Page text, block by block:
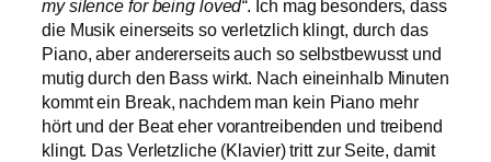
my silence for being loved“. Ich mag besonders, dass
die Musik einerseits so verletzlich klingt, durch das
Piano, aber andererseits auch so selbstbewusst und
mutig durch den Bass wirkt. Nach eineinhalb Minuten
kommt ein Break, nachdem man kein Piano mehr
hört und der Beat eher vorantreibenden und treibend
klingt. Das Verletzliche (Klavier) tritt zur Seite, damit